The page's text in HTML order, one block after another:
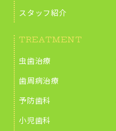
スタッフ紹介
TREATMENT
虫歯治療
歯周病治療
予防歯科
小児歯科